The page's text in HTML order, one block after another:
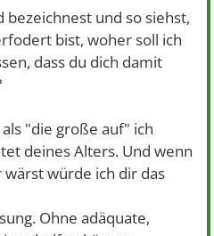
bezeichnest und so siehst,
bist, woher soll ich
dass du dich damit
"die große auf" ich
deines Alters. Und wenn
würde ich dir das
Ohne adäquate,